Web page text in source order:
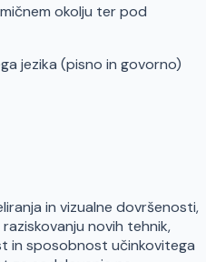
okolju ter pod
jezika (pisno in govorno)
in vizualne dovršenosti,
novih tehnik,
in sposobnost učinkovitega